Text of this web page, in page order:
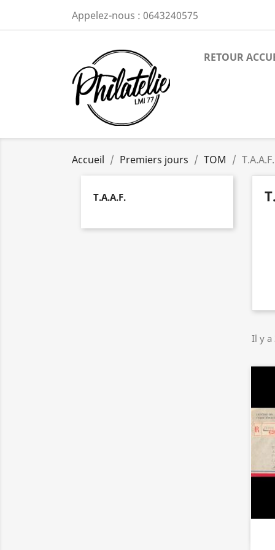
Appelez-nous : 0643240575
RETOUR
Accueil Premiers jours TOM T.A.A.F.
T.A.A.F.
Il y a